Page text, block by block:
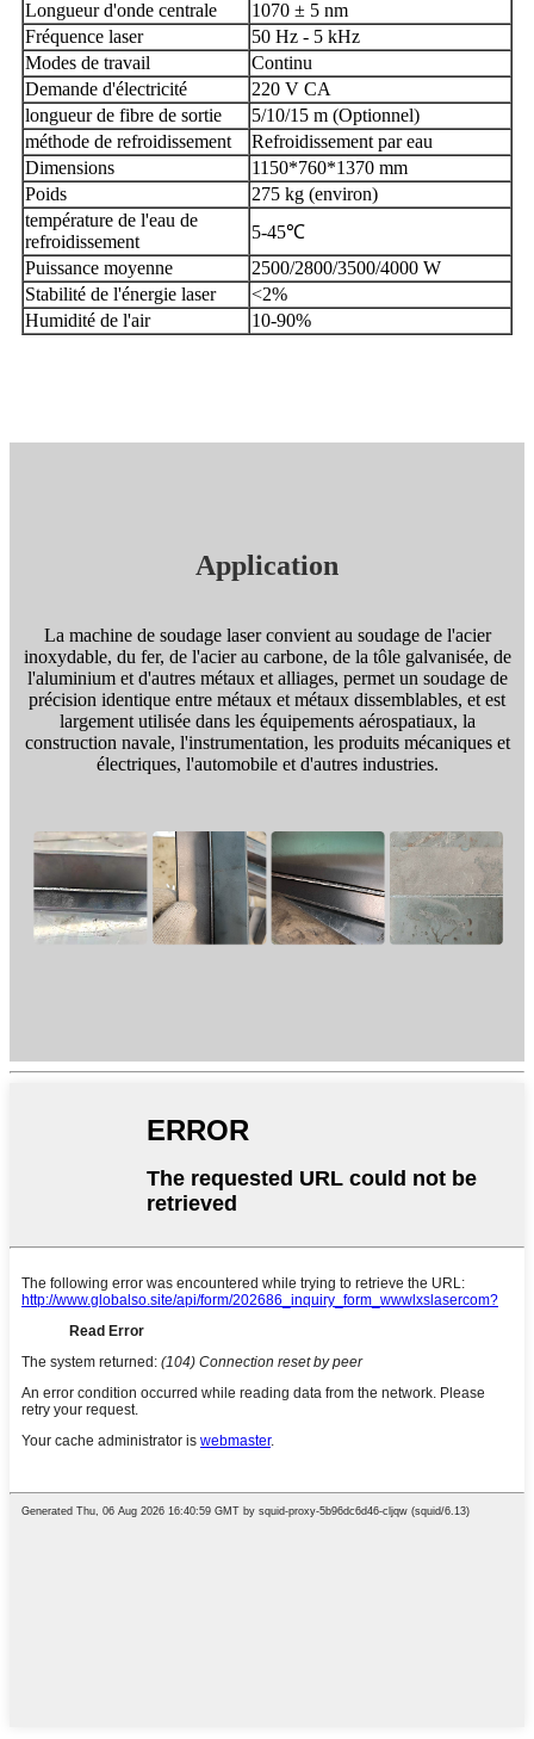
Longueur d'onde centrale
1070 ± 5 nm
Fréquence laser
50 Hz - 5 kHz
Modes de travail
Continu
Demande d'électricité
220 V CA
longueur de fibre de sortie
5/10/15 m (Optionnel)
méthode de refroidissement
Refroidissement par eau
Dimensions
1150*760*1370 mm
Poids
275 kg (environ)
température de l'eau de
refroidissement
5-45℃
Puissance moyenne
2500/2800/3500/4000 W
Stabilité de l'énergie laser
<2%
Humidité de l'air
10-90%
Application
La machine de soudage laser convient au soudage de l'acier
inoxydable, du fer, de l'acier au carbone, de la tôle galvanisée, de
l'aluminium et d'autres métaux et alliages, permet un soudage de
précision identique entre métaux et métaux dissemblables, et est
largement utilisée dans les équipements aérospatiaux, la
construction navale, l'instrumentation, les produits mécaniques et
électriques, l'automobile et d'autres industries.